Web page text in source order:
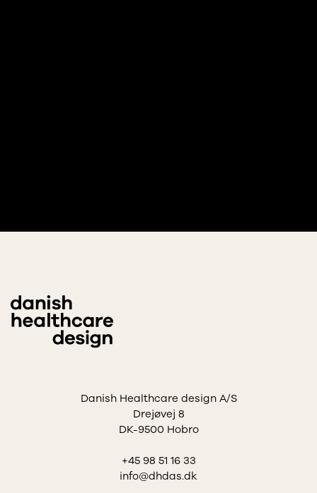
Danish Healthcare design A/S
Drejøvej 8
DK-9500 Hobro
+45 98 51 16 33
info@dhdas.dk